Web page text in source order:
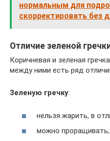
нормальным для
скорректировать без
Отличие зеленой
Коричневая и зеленая
между ними есть ряд
Зеленую гречку:
нельзя жарить, в
можно проращивать;